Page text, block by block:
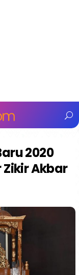
2020
Akbar